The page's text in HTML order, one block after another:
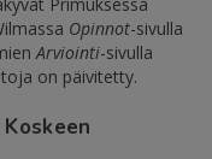
Opinnot-sivulla
Arviointi-sivulla
on päivitetty.